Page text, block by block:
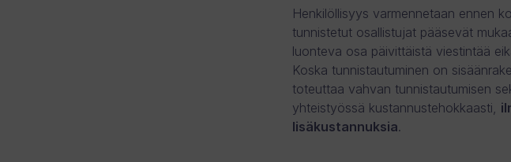
Henkilöllisyys varmennetaan ennen
tunnistetut osallistujat pääsevät
luonteva osa päivittäistä viestintää
Koska tunnistautuminen on
toteuttaa vahvan tunnistautumisen
yhteistyössä kustannustehokkaasti,
lisäkustannuksia.